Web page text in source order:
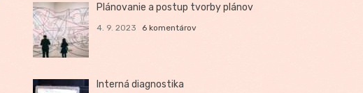
Plánovanie a postup tvorby plánov
4. 9. 2023 6 komentárov
Interná diagnostika